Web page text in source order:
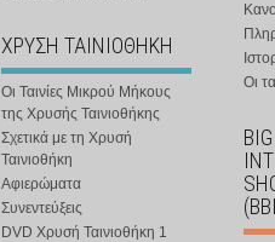
ΧΡΥΣΗ ΤΑΙΝΙΟΘΗΚΗ
Οι Ταινίες Μικρού Μήκους
της Χρυσής Ταινιοθήκης
Σχετικά με τη Χρυσή
Ταινιοθήκη
Αφιερώματα
Συνεντεύξεις
DVD Χρυσή Ταινιοθήκη 1
Οι